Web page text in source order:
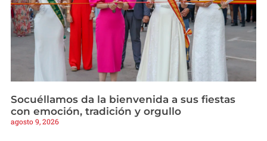
Socuéllamos da la bienvenida a sus fiestas
con emoción, tradición y orgullo
agosto 9, 2026